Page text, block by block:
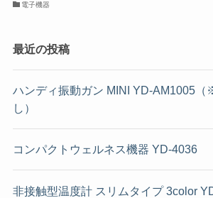
電子機器
最近の投稿
ハンディ振動ガン MINI YD-AM1005
し）
コンパクトウェルネス機器 YD-4036
非接触型温度計 スリムタイプ 3color